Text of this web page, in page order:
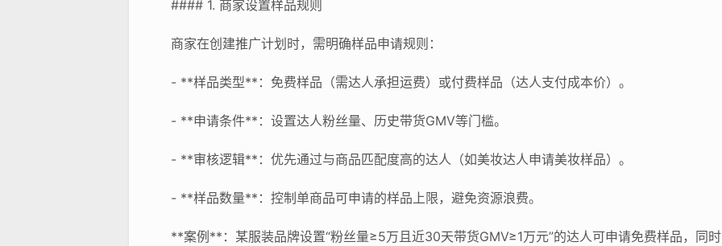
#### 1. 商家设置样品规则
商家在创建推广计划时，需明确样品申请规则：
- **样品类型**：免费样品（需达人承担运费）或付费样品（达人支付成本价）。
- **申请条件**：设置达人粉丝量、历史带货GMV等门槛。
- **审核逻辑**：优先通过与商品匹配度高的达人（如美妆达人申请美妆样品）。
- **样品数量**：控制单商品可申请的样品上限，避免资源浪费。
**案例**：某服装品牌设置“粉丝量≥5万且近30天带货GMV≥1万元”的达人可申请免费样品，同